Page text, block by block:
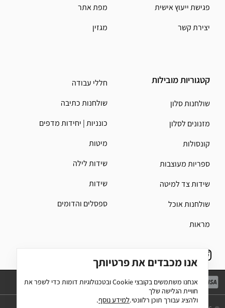
פגישת ייעוץ אישית
יצירת קשר
קטגוריות מובילות
שולחנות סלון
מזנונים לסלון
קונסולות
ספריות מעוצבות
שידות צד למיטה
שולחנות אוכל
מראות
מפת אתר
מגזין
חללי עבודה
שולחנות כתיבה
כונניות | יחידות מדפים
מיטות
שידות לילה
שידות
ספסלים והדומים
אנו מכבדים את פרטיותך
אנחנו משתמשים בקובצי Cookieובטכנולוגיות דומות כדי לשפר את
חוויית הגלישה שלך
ולהציג עבורך תוכן רלוונטי.למידע נוסף.